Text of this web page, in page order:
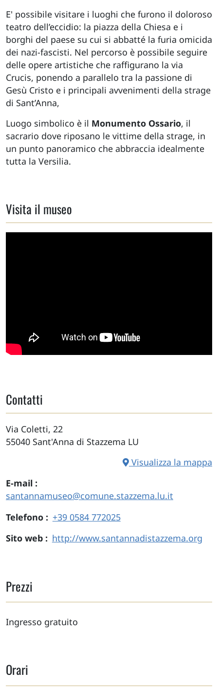
E' possibile visitare i luoghi che furono il doloroso
teatro dell’eccidio: la piazza della Chiesa e i
borghi del paese su cui si abbatté la furia omicida
dei nazi-fascisti. Nel percorso è possibile seguire
delle opere artistiche che raffigurano la via
Crucis, ponendo a parallelo tra la passione di
Gesù Cristo e i principali avvenimenti della strage
di Sant’Anna,
Luogo simbolico è il Monumento Ossario, il
sacrario dove riposano le vittime della strage, in
un punto panoramico che abbraccia idealmente
tutta la Versilia.
Visita il museo
Contatti
Via Coletti, 22
55040 Sant'Anna di Stazzema LU
Visualizza la mappa
E-mail
santannamuseo@comune.stazzema.lu.it
Telefono
+39 0584 772025
Sito web
http://www.santannadistazzema.org
Prezzi
Ingresso gratuito
Orari